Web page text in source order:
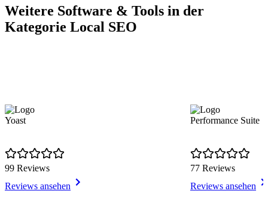
Weitere Software & Tools in der
Kategorie Local SEO
Yoast
99 Reviews
Reviews ansehen
Performance Suite
77 Reviews
Reviews ansehen